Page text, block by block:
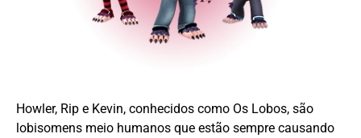
Howler, Rip e Kevin, conhecidos como Os Lobos, são
lobisomens meio humanos que estão sempre causando